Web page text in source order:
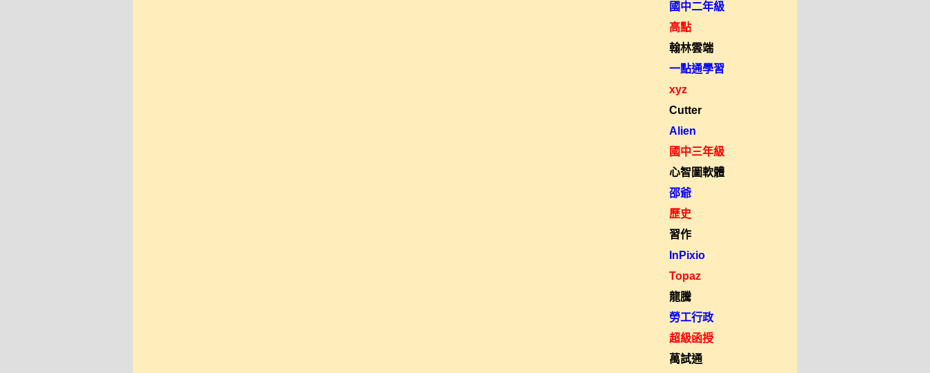
國中二年級
高點
翰林雲端
一點通學習
xyz
Cutter
Alien
國中三年級
心智圖軟體
邵爺
歷史
習作
InPixio
Topaz
龍騰
勞工行政
超級函授
萬試通